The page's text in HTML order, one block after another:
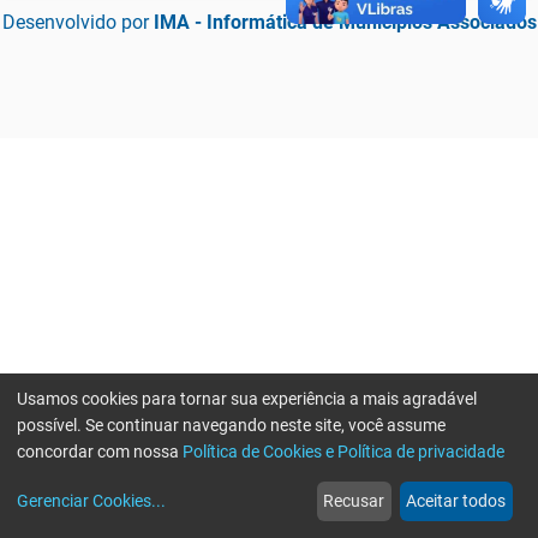
Desenvolvido por IMA - Informática de Municípios Associados
web
Notícias
more_horiz
Mais
Usamos cookies para tornar sua experiência a mais agradável
possível. Se continuar navegando neste site, você assume
concordar com nossa Política de Cookies e Política de privacidade
Gerenciar Cookies... Recusar Aceitar todos
Erro ao enviar informações, por favor tente novamente